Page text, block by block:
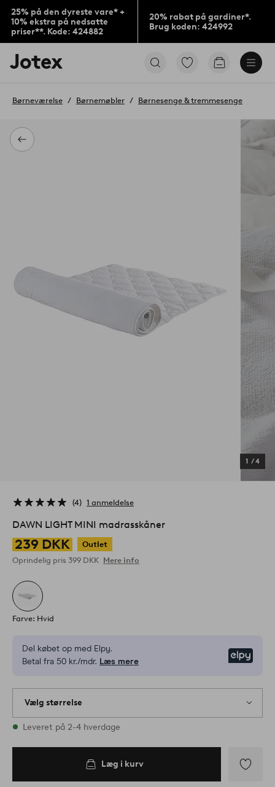
25% på den dyreste vare* +
10% ekstra på nedsatte
priser**. Kode: 424882
20% rabat på gardiner*.
Brug koden: 424992
Jotex
logo
til
Gå
produkter
Gå
Tilbage
Børneværelse Børnemøbler Børnesenge & tremmesenge
1 /4
4 1 anmeldelse
DAWN LIGHT MINI madrasskåner
239 DKK
Outlet
Oprindelig pris 399 DKK Mere info
Farve: Hvid
Del købet op med Elpy.
Betal fra 50 kr./mdr. Læs mere
Vælg størrelse
Alle størrelser er på lager
Leveret på 2-4 hverdage
Læg i
Læg i kurv